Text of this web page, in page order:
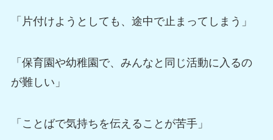
「片付けようとしても、途中で止まってしまう」
「保育園や幼稚園で、みんなと同じ活動に入るの
が難しい」
「ことばで気持ちを伝えることが苦手」